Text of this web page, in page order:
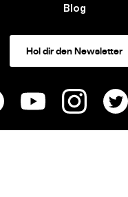
Blog
Hol dir den Newsletter